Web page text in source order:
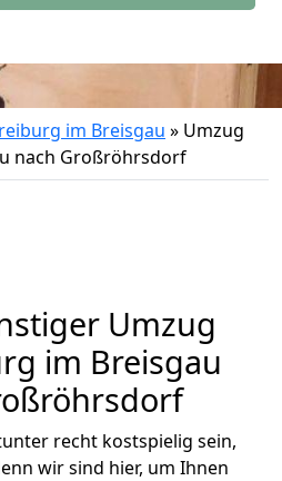
im Breisgau » Umzug
nach Großröhrsdorf
Umzug
im Breisgau
recht kostspielig sein,
wir sind hier, um Ihnen